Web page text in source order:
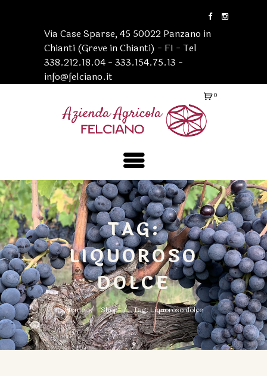
Via Case Sparse, 45 50022 Panzano in
Chianti (Greve in Chianti) - FI - Tel
338.212.18.04 - 333.154.75.13 -
info@felciano.it
0
0
TAG:
LIQUOROSO
DOLCE
Home Shop Tag: Liquoroso dolce